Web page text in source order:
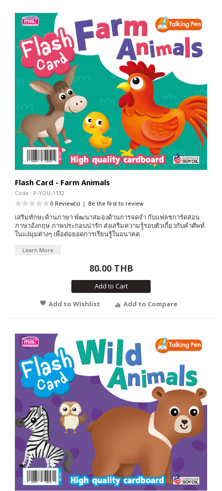
Flash Card - Farm Animals
Code : P-YOU-1132
0 Review(s) | Be the first to review
เสริมทักษะด้านภาษา พัฒนาสมองด้านการจดจำ กับแฟลชการ์ดสอน
ภาษาอังกฤษ ภาพประกอบน่ารัก ส่งเสริมความรู้รอบตัวเกี่ยวกับคำศัพท์
ในแง่มุมต่างๆ เพื่อต่อยอดการเรียนรู้ในอนาคต
Learn More
80.00 THB
Add to Cart
Add to Wishlist
Add to Compare